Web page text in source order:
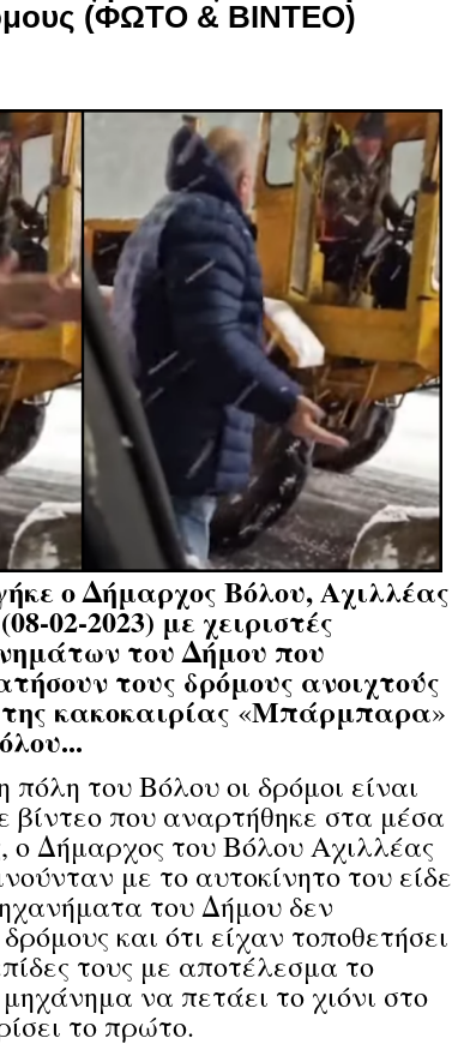
(ΦΩΤΟ & ΒΙΝΤΕΟ)
ο Δήμαρχος Βόλου, Αχιλλέας
02-2023) με χειριστές
του Δήμου που
τους δρόμους ανοιχτούς
της κακοκαιρίας«Μπάρμπαρα»
του Βόλου οι δρόμοι είναι
βίντεο που αναρτήθηκε στα μέσα
ο Δήμαρχος του Βόλου Αχιλλέας
με το αυτοκίνητο του είδε
του Δήμου δεν
και ότι είχαν τοποθετήσει
τους με αποτέλεσμα το
μηχάνημα να πετάει το χιόνι στο
το πρώτο.